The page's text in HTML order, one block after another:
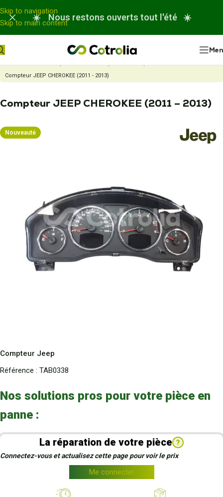
Panneau de gestion des cookies
Skip to navigation
Skip to main content
☀️ Nous restons ouverts tout l'été ☀️
Accueil Nos réparations
Réparation compteur automobile
Compteur JEEP CHEROKEE (2011 - 2013)
Compteur JEEP CHEROKEE (2011 – 2013)
Nouveauté
Compteur Jeep
Référence : TAB0338
Nos solutions pros pour votre pièce en
panne :
La réparation de votre pièce ?
Connectez-vous et actualisez cette page pour voir le prix
Me connecter